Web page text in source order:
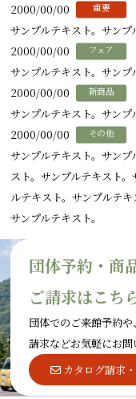
2000/00/00
重要
サンプルテキスト。サンプ
2000/00/00
フェア
サンプルテキスト。サンプ
2000/00/00
新商品
サンプルテキスト。サンプ
2000/00/00
その他
サンプルテキスト。サン
スト。サンプルテキスト
ルテキスト。サンプルテキ
サンプルテキスト。
団体予約・商
ご請求はこち
団体でのご来館予約
請求などお気軽にお問
カタログ請求